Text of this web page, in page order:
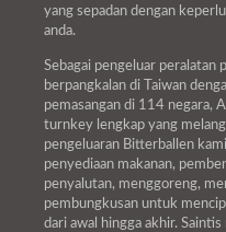
yang sepadan dengan
anda.
Sebagai pengeluar peralatan
berpangkalan di Taiwan
pemasangan di 114 negara,
turnkey lengkap yang
pengeluaran Bitterballen
penyediaan makanan,
penyalutan, menggoreng,
pembungkusan untuk
dari awal hingga akhir.